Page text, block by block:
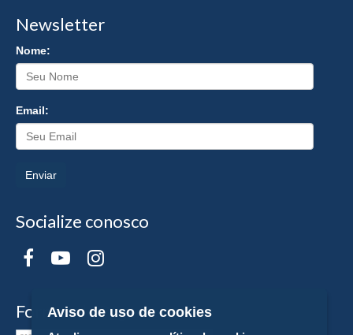
Newsletter
Nome:
Email:
Enviar
Socialize conosco
Formas de Pagamento
Aviso de uso de cookies